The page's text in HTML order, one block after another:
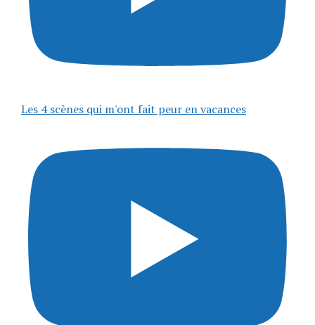
Les 4 scènes qui m'ont fait peur en vacances